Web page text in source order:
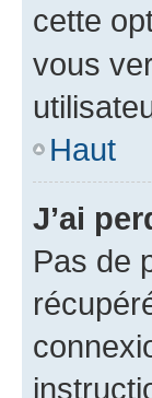
cette
vous
Haut
J’ai
Pas de